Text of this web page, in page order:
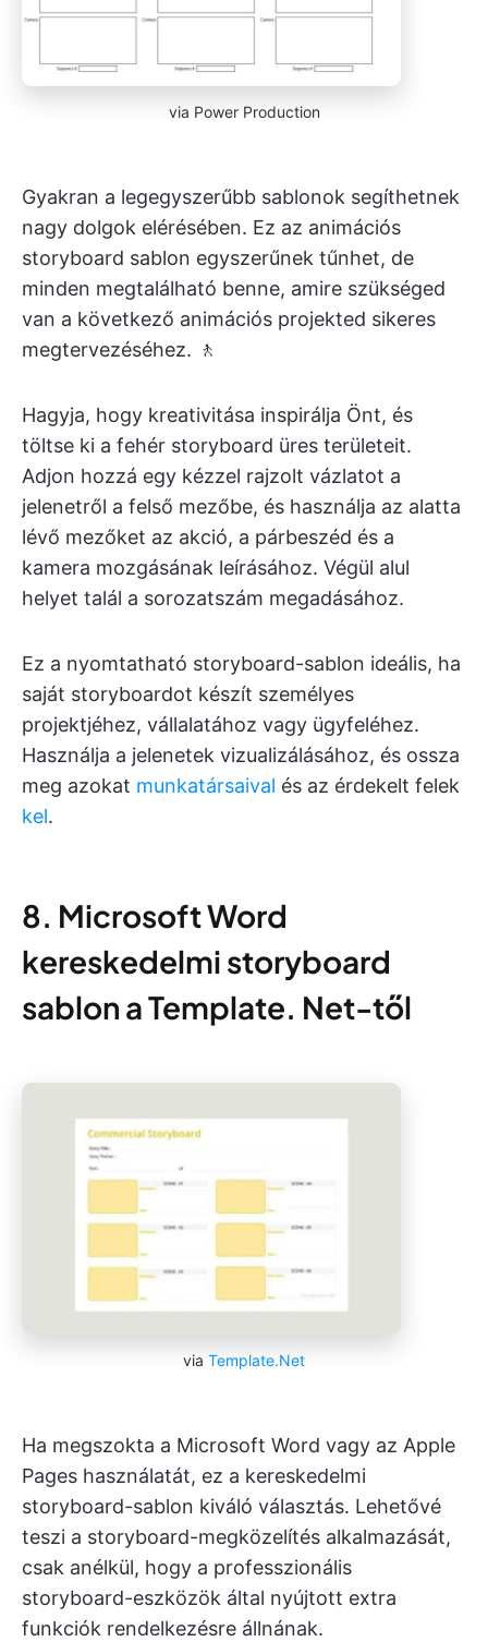
via Power Production
Gyakran a legegyszerűbb sablonok segíthetnek
nagy dolgok elérésében. Ez az animációs
storyboard sablon egyszerűnek tűnhet, de
minden megtalálható benne, amire szükséged
van a következő animációs projekted sikeres
megtervezéséhez. 🚶
Hagyja, hogy kreativitása inspirálja Önt, és
töltse ki a fehér storyboard üres területeit.
Adjon hozzá egy kézzel rajzolt vázlatot a
jelenetről a felső mezőbe, és használja az alatta
lévő mezőket az akció, a párbeszéd és a
kamera mozgásának leírásához. Végül alul
helyet talál a sorozatszám megadásához.
Ez a nyomtatható storyboard-sablon ideális, ha
saját storyboardot készít személyes
projektjéhez, vállalatához vagy ügyfeléhez.
Használja a jelenetek vizualizálásához, és ossza
meg azokat munkatársaival és az érdekelt felek
kel.
8. Microsoft Word
kereskedelmi storyboard
sablon a Template. Net-től
via Template.Net
Ha megszokta a Microsoft Word vagy az Apple
Pages használatát, ez a kereskedelmi
storyboard-sablon kiváló választás. Lehetővé
teszi a storyboard-megközelítés alkalmazását,
csak anélkül, hogy a professzionális
storyboard-eszközök által nyújtott extra
funkciók rendelkezésre állnának.